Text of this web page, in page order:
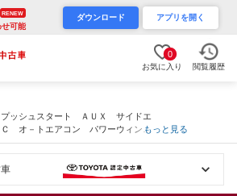
RENEW
せ可能
ダウンロード アプリを開く
0
お気に入り 閲覧履歴
ッシュスタート ＡＵＸ サイドエ
オ－トエアコン パワーウィンド
イト ＥＴＣ車載器 運転席Ｐシー
もっと見る